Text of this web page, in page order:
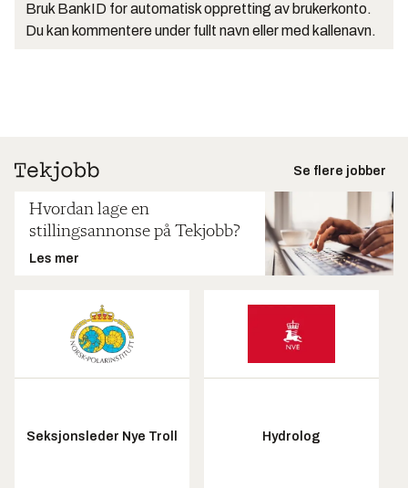
Bruk BankID for automatisk oppretting av brukerkonto.
Du kan kommentere under fullt navn eller med kallenavn.
Se flere jobber
Hvordan lage en
stillingsannonse på Tekjobb?
Les mer
Seksjonsleder Nye Troll Hydrolog